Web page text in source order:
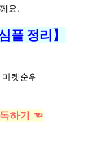
요.
플 정리】
켓순위
하기 ☜